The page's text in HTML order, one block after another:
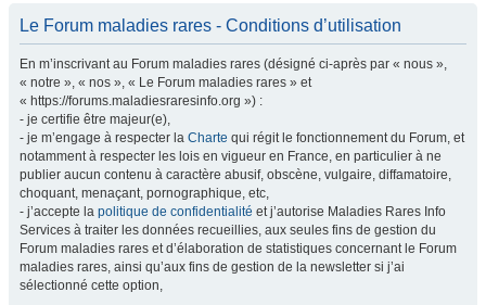
Le Forum maladies rares - Conditions d’utilisation
En m’inscrivant au Forum maladies rares (désigné ci-après par « nous »,
« notre », « nos », « Le Forum maladies rares » et
« https://forums.maladiesraresinfo.org ») :
- je certifie être majeur(e),
- je m’engage à respecter la Charte qui régit le fonctionnement du Forum, et
notamment à respecter les lois en vigueur en France, en particulier à ne
publier aucun contenu à caractère abusif, obscène, vulgaire, diffamatoire,
choquant, menaçant, pornographique, etc,
- j’accepte la politique de confidentialité et j’autorise Maladies Rares Info
Services à traiter les données recueillies, aux seules fins de gestion du
Forum maladies rares et d’élaboration de statistiques concernant le Forum
maladies rares, ainsi qu’aux fins de gestion de la newsletter si j’ai
sélectionné cette option,